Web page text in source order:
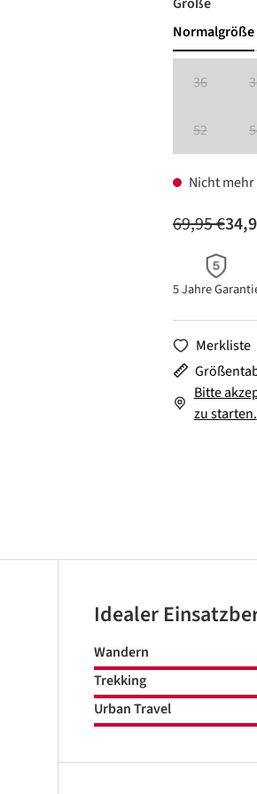
Normalgröße
36
52
Nicht
69,95 €
5 Jahre
Merkliste
Bitte
zu starten.
Idealer
Wandern
Trekking
Urban Travel